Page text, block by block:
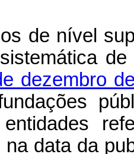
de nível
dezembro
data da